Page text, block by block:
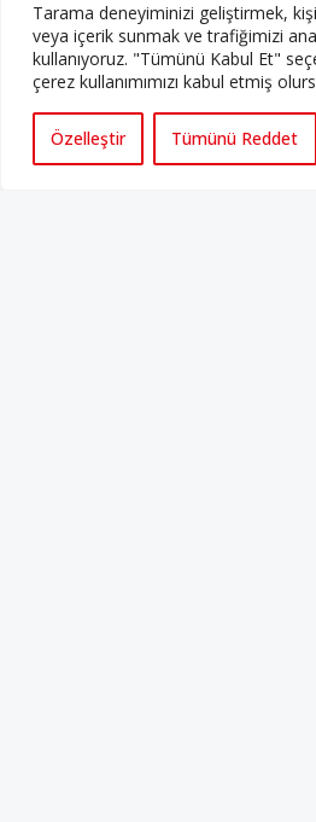
Tarama deneyiminizi geliştirmek,
veya içerik sunmak ve trafiğimizi
kullanıyoruz. "Tümünü Kabul Et"
çerez kullanımımızı kabul etmiş
Özelleştir Tümünü Reddet
ABONE OLUN
Her ay Perspektif
abone olabilirsiniz!